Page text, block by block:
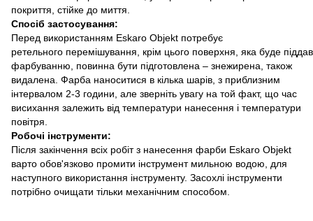
покриття, стійке до миття.
Спосіб застосування:
Перед використанням Eskaro Objekt потребує
ретельного перемішування, крім цього поверхня, яка буде
фарбуванню, повинна бути підготовлена ​​– знежирена, також
видалена. Фарба наноситися в кілька шарів, з приблизним
інтервалом 2-3 години, але зверніть увагу на той факт, що час
висихання залежить від температури нанесення і температури
повітря.
Робочі інструменти:
Після закінчення всіх робіт з нанесення фарби Eskaro Objekt
варто обов'язково промити інструмент мильною водою, для
наступного використання інструменту. Засохлі інструменти
потрібно очищати тільки механічним способом.